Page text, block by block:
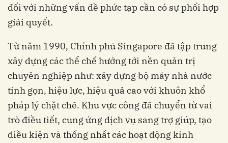
đối với những vấn đề phức tạp cần có sự phối hợp
giải quyết.
Từ năm 1990, Chính phủ Singapore đã tập trung
xây dựng các thể chế hướng tới nền quản trị
chuyên nghiệp như: xây dựng bộ máy nhà nước
tinh gọn, hiệu lực, hiệu quả cao với khuôn khổ
pháp lý chặt chẽ. Khu vực công đã chuyển từ vai
trò điều tiết, cung ứng dịch vụ sang trợ giúp, tạo
điều kiện và thống nhất các hoạt động kinh